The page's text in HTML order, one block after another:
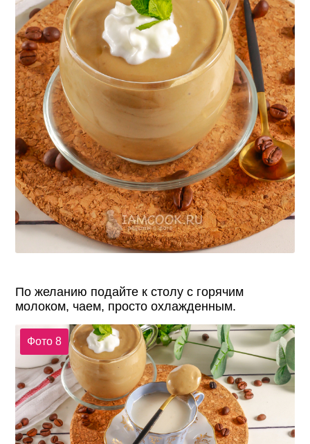
По желанию подайте к столу с горячим
молоком, чаем, просто охлажденным.
Фото 8